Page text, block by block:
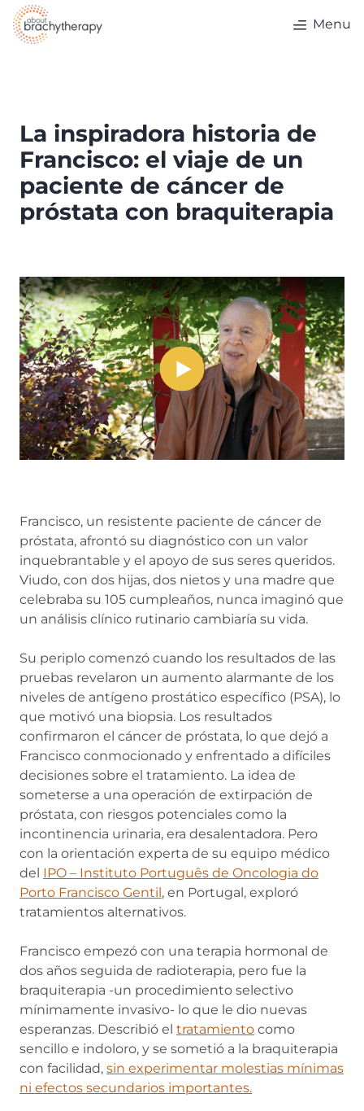
Skip to content
Menu
La inspiradora historia de
Francisco: el viaje de un
paciente de cáncer de
próstata con braquiterapia
Francisco, un resistente paciente de cáncer de
próstata, afrontó su diagnóstico con un valor
inquebrantable y el apoyo de sus seres queridos.
Viudo, con dos hijas, dos nietos y una madre que
celebraba su 105 cumpleaños, nunca imaginó que
un análisis clínico rutinario cambiaría su vida.
Su periplo comenzó cuando los resultados de las
pruebas revelaron un aumento alarmante de los
niveles de antígeno prostático específico (PSA), lo
que motivó una biopsia. Los resultados
confirmaron el cáncer de próstata, lo que dejó a
Francisco conmocionado y enfrentado a difíciles
decisiones sobre el tratamiento. La idea de
someterse a una operación de extirpación de
próstata, con riesgos potenciales como la
incontinencia urinaria, era desalentadora. Pero
con la orientación experta de su equipo médico
del IPO – Instituto Português de Oncologia do
Porto Francisco Gentil, en Portugal, exploró
tratamientos alternativos.
Francisco empezó con una terapia hormonal de
dos años seguida de radioterapia, pero fue la
braquiterapia -un procedimiento selectivo
mínimamente invasivo- lo que le dio nuevas
esperanzas. Describió el tratamiento como
sencillo e indoloro, y se sometió a la braquiterapia
con facilidad, sin experimentar molestias mínimas
ni efectos secundarios importantes.